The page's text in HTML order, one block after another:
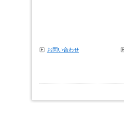
お問い合わせ